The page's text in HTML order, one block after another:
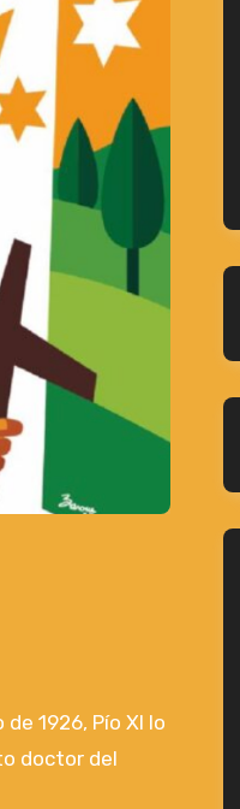
1926, Pío XI lo
doctor del